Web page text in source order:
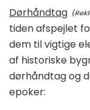
Dørhåndtag
tiden afspejlet
dem til vigtige
af historiske
dørhåndtag og
epoker: